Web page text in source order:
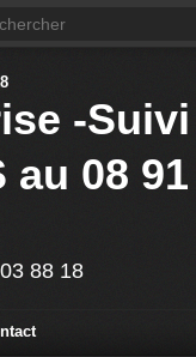
-Suivi
08 91
88 18